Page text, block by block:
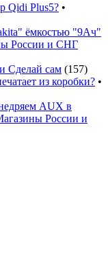
Qidi Plus5? •
ёмкостью "9Ач"
России и СНГ
Сделай сам (157)
из коробки? •
AUX в
России и